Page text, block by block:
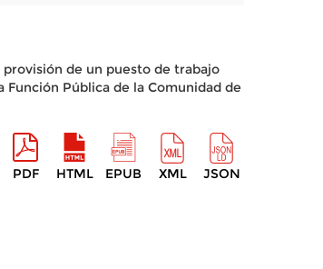
provisión de un puesto de trabajo
Función Pública de la Comunidad de
PDF HTML EPUB XML JSON